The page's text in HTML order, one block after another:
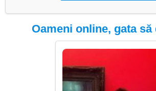
Oameni online, gata să